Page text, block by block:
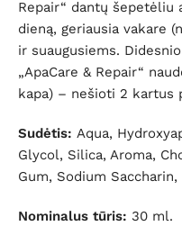
Repair“ dantų šepetėliu
dieną, geriausia vakare
ir suaugusiems.
„ApaCare & Repair“
kapa) – nešioti 2 kartus
Sudėtis: Aqua,
Glycol, Silica, Aroma,
Gum, Sodium Saccharin,
Nominalus tūris: 30 ml.